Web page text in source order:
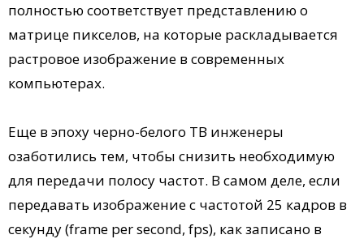
полностью соответствует представлению о
матрице пикселов, на которые раскладывается
растровое изображение в современных
компьютерах.
Еще в эпоху черно-белого ТВ инженеры
озаботились тем, чтобы снизить необходимую
для передачи полосу частот. В самом деле, если
передавать изображение с частотой 25 кадров в
секунду (frame per second, fps), как записано в